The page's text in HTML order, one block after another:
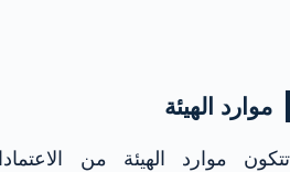
موارد الهيئة
تتكون موارد الهيئة من